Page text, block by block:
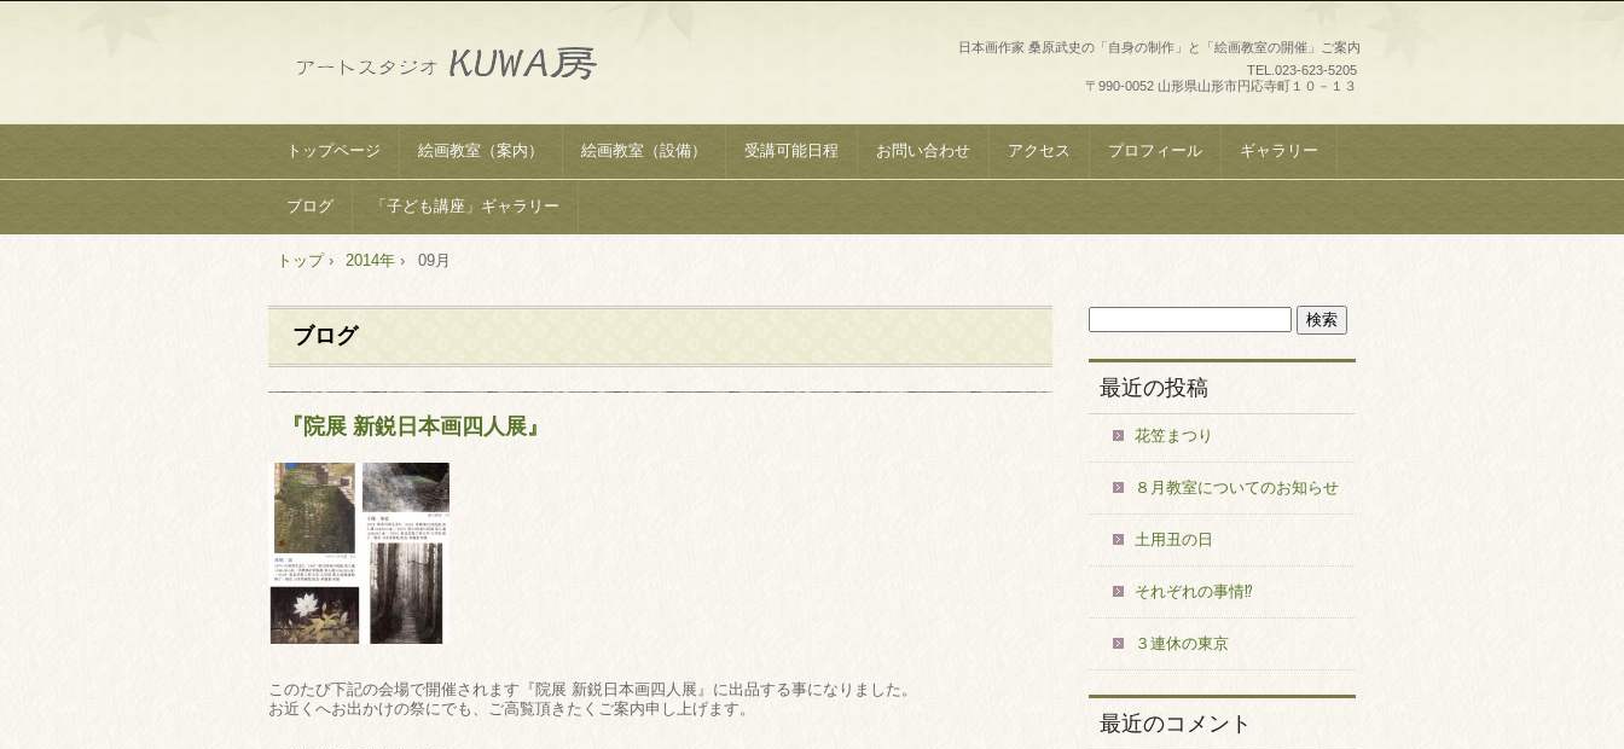
日本画作家 桑原武史の「自身の制作」と「絵画教室の開催」ご案内
TEL. 023-623-5205
〒990-0052 山形県山形市円応寺町１０－１３
トップページ 絵画教室（案内） 絵画教室（設備） 受講可能日程 お問い合わせ アクセス プロフィール ギャラリー
ブログ 「子ども講座」ギャラリー
トップ› 2014年 › 09月
ブログ
『院展 新鋭日本画四人展』
このたび下記の会場で開催されます『院展 新鋭日本画四人展』に出品する事になりました。
お近くへお出かけの祭にでも、ご高覧頂きたくご案内申し上げます。
最近の投稿
花笠まつり
８月教室についてのお知らせ
土用丑の日
それぞれの事情⁉
３連休の東京
最近のコメント